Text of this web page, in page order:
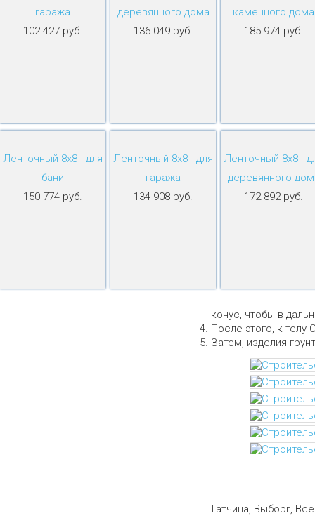
гаража
102 427 руб.
деревянного дома
136 049 руб.
каменного дома
185 974 руб.
Ленточный 8х8 - для
бани
150 774 руб.
Ленточный 8х8 - для
гаража
134 908 руб.
Ленточный 8х8 -
деревянного
172 892 руб.
конус, чтобы в
После этого, к телу
Затем, изделия
Гатчина, Выборг,